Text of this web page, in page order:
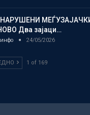
Два зајаци…
24/05/2026
1 of 169